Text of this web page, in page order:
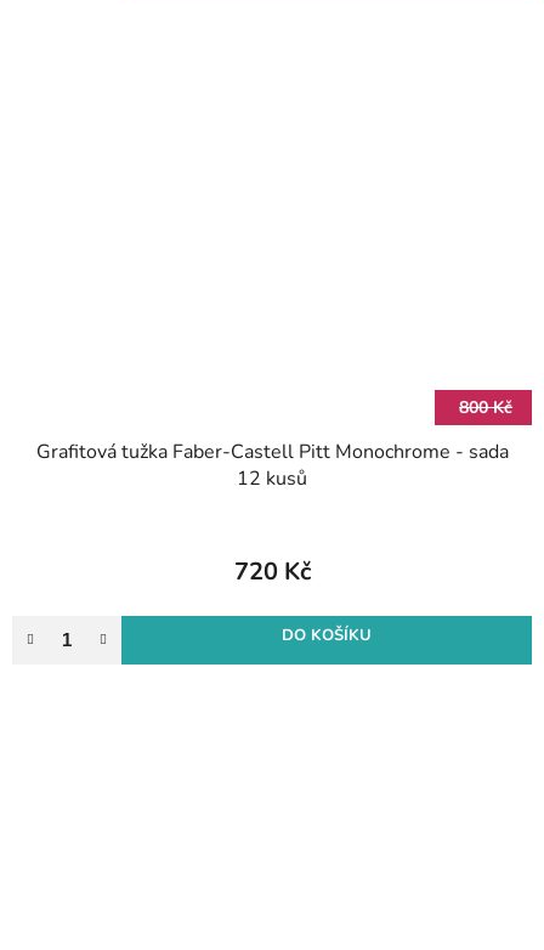
800 Kč
Grafitová tužka Faber-Castell Pitt Monochrome - sada
12 kusů
720 Kč
DO KOŠÍKU